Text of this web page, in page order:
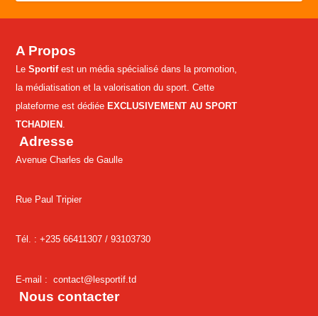
A Propos
LeSportifest un média spécialisé dans la promotion,
la médiatisation et la valorisation du sport. Cette
plateforme est dédiéeEXCLUSIVEMENT AU SPORT
TCHADIEN
Adresse
Avenue Charles de Gaulle
Rue Paul Tripier
Tél. : +235 66411307 /93103730
E-mail :contact@lesportif.td
Nous contacter